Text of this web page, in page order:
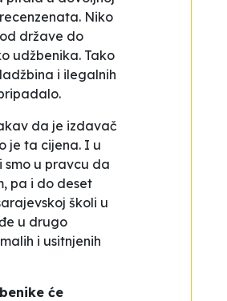
Niko
države do
udžbenika. Tako
i ilegalnih
da je izdavač
je ta cijena. I u
smo u pravcu da
pa i do deset
školi u
u drugo
i usitnjenih
će